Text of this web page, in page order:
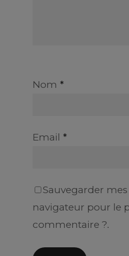
Nom *
Email *
Sauvegarder
navigateur pour le
commentaire ?.